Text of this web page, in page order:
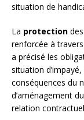
situation de
La protection
renforcée à
a précisé les
situation
conséquences du
d’aménagement
relation